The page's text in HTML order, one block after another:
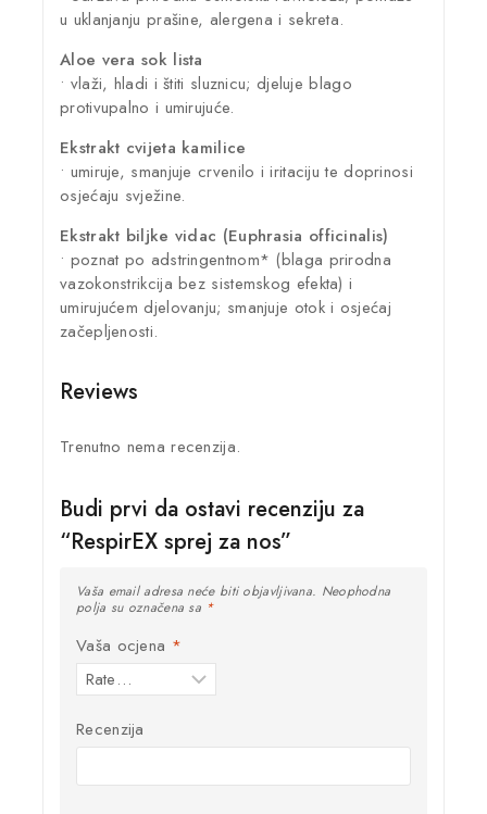
u uklanjanju prašine, alergena i sekreta.
Aloe vera sok lista
• vlaži, hladi i štiti sluznicu; djeluje blago
protivupalno i umirujuće.
Ekstrakt cvijeta kamilice
• umiruje, smanjuje crvenilo i iritaciju te doprinosi
osjećaju svježine.
Ekstrakt biljke vidac (Euphrasia officinalis)
• poznat po adstringentnom* (blaga prirodna
vazokonstrikcija bez sistemskog efekta) i
umirujućem djelovanju; smanjuje otok i osjećaj
začepljenosti.
Reviews
Trenutno nema recenzija.
Budi prvi da ostavi recenziju za
“RespirEX sprej za nos”
Vaša email adresa neće biti objavljivana. Neophodna
polja su označena sa *
Vaša ocjena *
Recenzija